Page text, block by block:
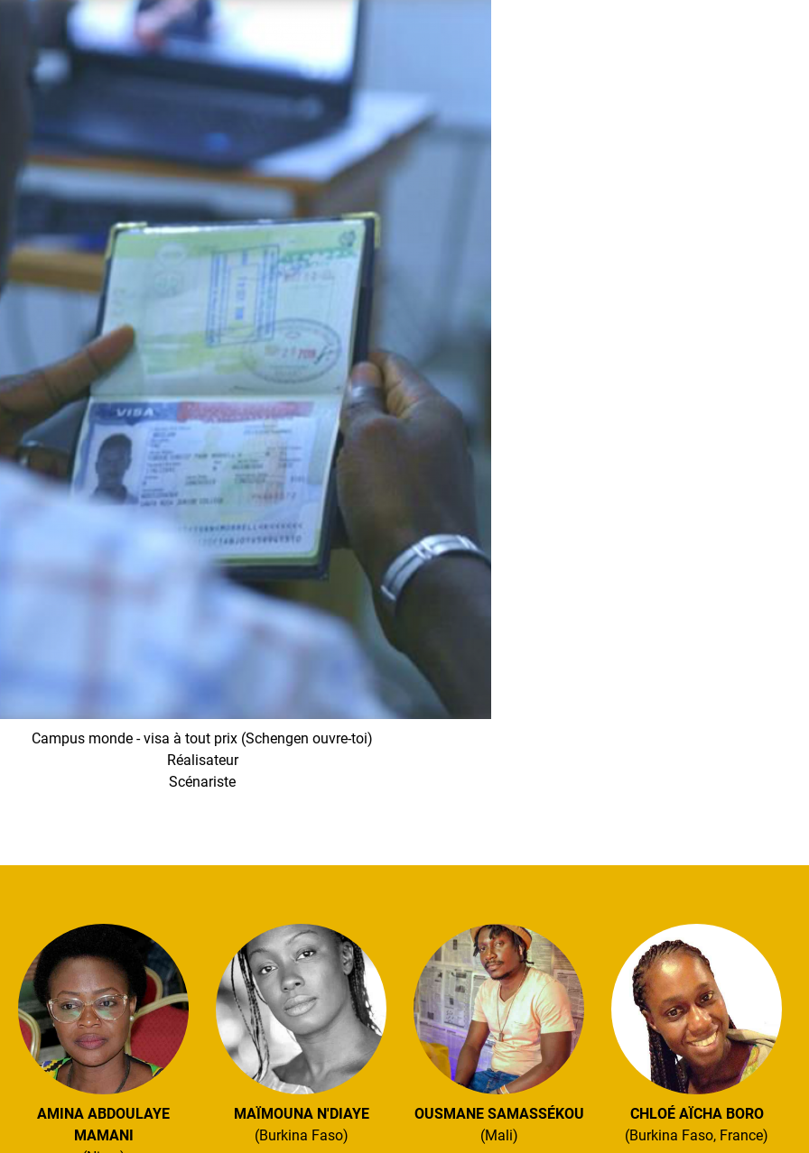
Campus monde - visa à tout prix (Schengen ouvre-toi)
Réalisateur
Scénariste
AMINA ABDOULAYE
MAMANI
MAÏMOUNA N'DIAYE
(Burkina Faso)
OUSMANE SAMASSÉKOU
(Mali)
CHLOÉ AÏCHA BORO
(Burkina Faso, France)